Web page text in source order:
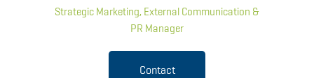
Strategic Marketing, External Communication &
PR Manager
Contact